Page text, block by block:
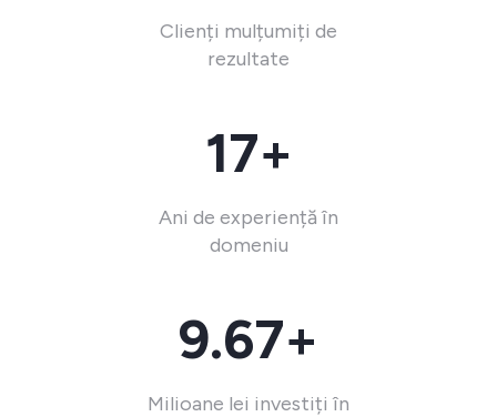
Clienți mulțumiți de
rezultate
17+
Ani de experiență în
domeniu
9.67+
Milioane lei investiți în